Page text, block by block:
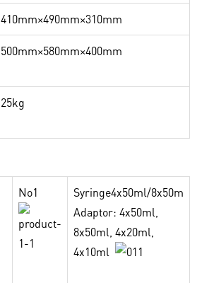
410mm×490mm×310mm
500mm×580mm×400mm
25kg
No1
Syringe4x50ml/8x50m
Adaptor: 4x50ml,
8x50ml, 4x20ml,
4x10ml